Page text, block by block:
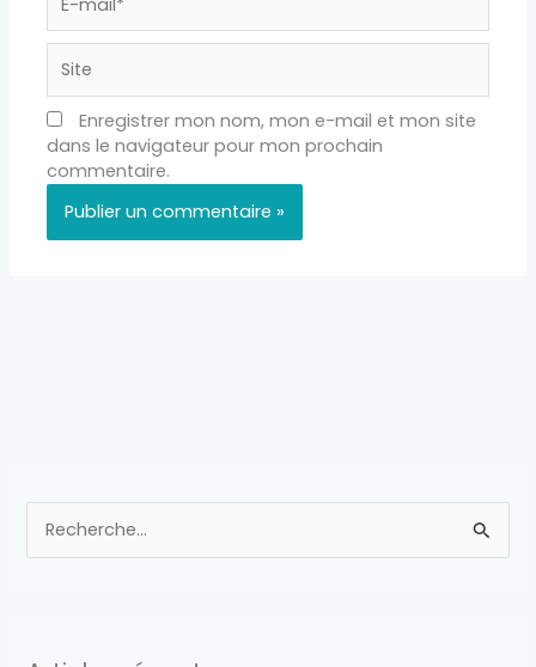
mail*
Enregistrer mon nom, mon e-mail et mon site
dans le navigateur pour mon prochain
commentaire.